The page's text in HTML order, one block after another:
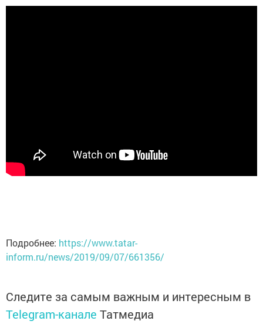
Подробнее: https://www.tatar-
inform.ru/news/2019/09/07/661356/
Следите за самым важным и интересным в
Telegram-канале Татмедиа